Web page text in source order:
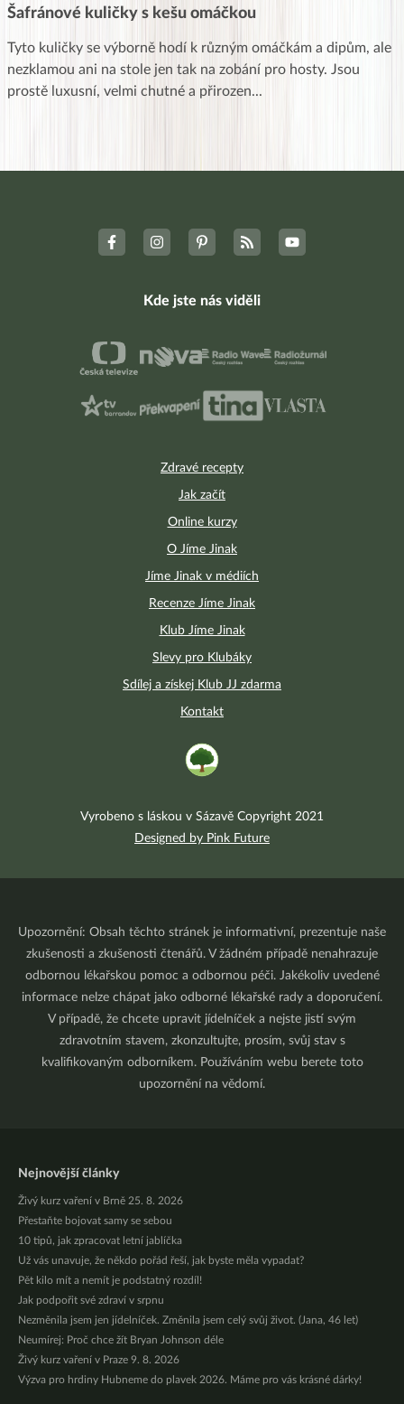
Šafránové kuličky s kešu omáčkou
Tyto kuličky se výborně hodí k různým omáčkám a dipům, ale
nezklamou ani na stole jen tak na zobání pro hosty. Jsou
prostě luxusní, velmi chutné a přirozen...
Zdravé recepty
Jak začít
Online kurzy
O Jíme Jinak
Jíme Jinak v médiích
Recenze Jíme Jinak
Klub Jíme Jinak
Slevy pro Klubáky
Sdílej a získej Klub JJ zdarma
Kontakt
Kde jste nás viděli
Vyrobeno s láskou v Sázavě Copyright 2021
Designed by Pink Future
Upozornění: Obsah těchto stránek je informativní, prezentuje naše
zkušenosti a zkušenosti čtenářů. V žádném případě nenahrazuje
odbornou lékařskou pomoc a odbornou péči. Jakékoliv uvedené
informace nelze chápat jako odborné lékařské rady a doporučení.
V případě, že chcete upravit jídelníček a nejste jistí svým
zdravotním stavem, zkonzultujte, prosím, svůj stav s
kvalifikovaným odborníkem. Používáním webu berete toto
upozornění na vědomí.
Nejnovější články
Živý kurz vaření v Brně 25. 8. 2026
Přestaňte bojovat samy se sebou
10 tipů, jak zpracovat letní jablíčka
Už vás unavuje, že někdo pořád řeší, jak byste měla vypadat?
Pět kilo mít a nemít je podstatný rozdíl!
Jak podpořit své zdraví v srpnu
Nezměnila jsem jen jídelníček. Změnila jsem celý svůj život. (Jana, 46 let)
Neumírej: Proč chce žít Bryan Johnson déle
Živý kurz vaření v Praze 9. 8. 2026
Výzva pro hrdiny Hubneme do plavek 2026. Máme pro vás krásné dárky!